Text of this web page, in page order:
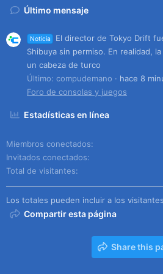
Último mensaje
Noticia
El director de Tokyo Drift
Shibuya sin permiso. En realidad,
un cabeza de turco
Último: compudemano
hace 8
Foro de consolas y juegos
Estadísticas en línea
Miembros conectados
Invitados conectados
Total de visitantes
Los totales pueden incluir a los
Compartir esta página
Share this